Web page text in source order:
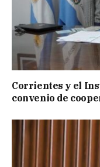
Corrientes y el
convenio de